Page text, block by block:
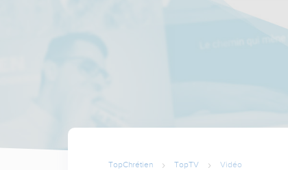
TopChrétien TopTV Vidéo